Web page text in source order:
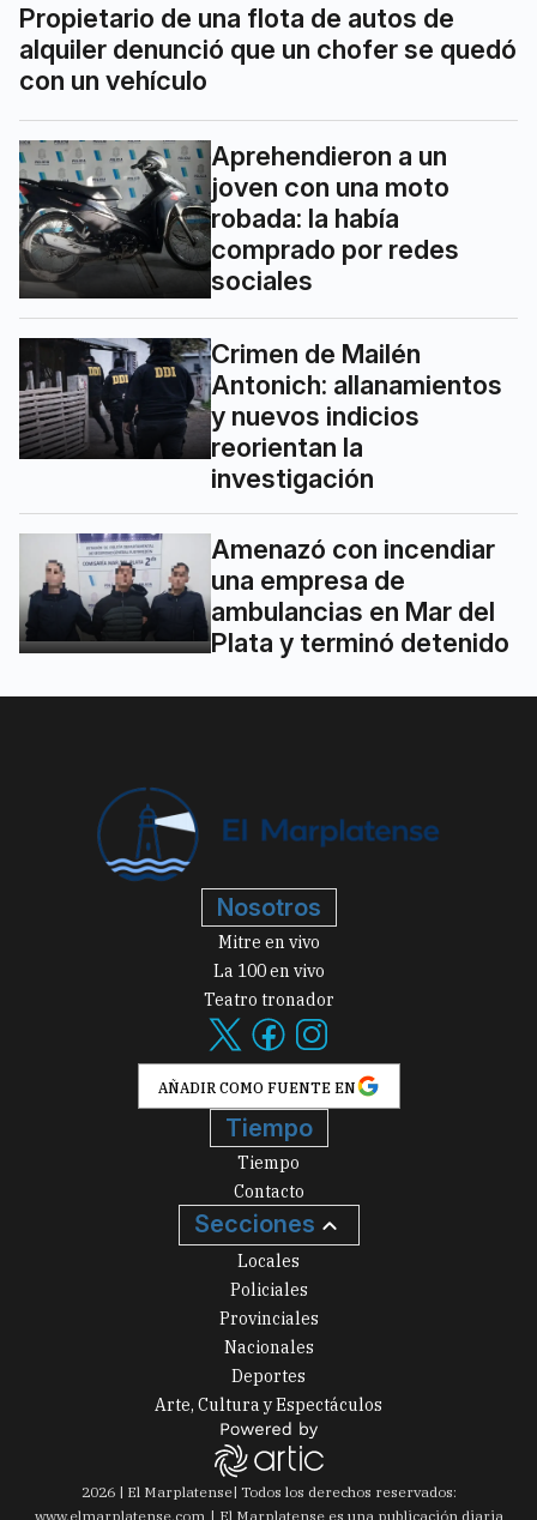
Propietario de una flota de autos de
alquiler denunció que un chofer se quedó
con un vehículo
Aprehendieron a un
joven con una moto
robada: la había
comprado por redes
sociales
Crimen de Mailén
Antonich: allanamientos
y nuevos indicios
reorientan la
investigación
Amenazó con incendiar
una empresa de
ambulancias en Mar del
Plata y terminó detenido
Nosotros
Mitre en vivo
La 100 en vivo
Teatro tronador
AÑADIR COMO FUENTE EN
Tiempo
Tiempo
Contacto
Secciones
Locales
Policiales
Provinciales
Nacionales
Deportes
Arte, Cultura y Espectáculos
2026| El Marplatense| Todos los derechos reservados:
www.elmarplatense.com El Marplatense es una publicación diaria